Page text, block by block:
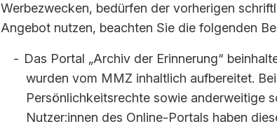
Wer­be­zwe­cken, be­dür­fen der vor­he­ri­gen
An­ge­bot nut­zen, be­ach­ten Sie die fol­gen­den
Das Portal „Archiv der Erinnerung“
wurden vom MMZ inhaltlich aufbereitet.
Persönlichkeitsrechte sowie anderweitige
Nutzer:innen des Online-Portals haben